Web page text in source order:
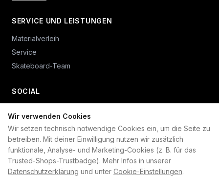
Wir verwenden Cookies
Wir setzen technisch notwendige Cookies ein, um die Seite zu
betreiben. Mit deiner Einwilligung nutzen wir zusätzlich
funktionale, Analyse- und Marketing-Cookies (z. B. für das
Trusted-Shops-Trustbadge). Mehr Infos in unserer
Datenschutzerklärung und unter Cookie-Einstellungen.
SERVICE UND LEISTUNGEN
Materialverleih
Service
Skateboard-Team
SOCIAL
+49 234 687 00 38
shop@plan-b-funsport.de
Sichere Zahlung mit: